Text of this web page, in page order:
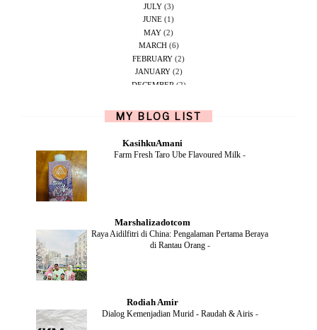
JULY(3)
JUNE (1)
MAY (2)
MARCH(6)
FEBRUARY (2)
JANUARY(2)
DECEMBER (2)
OCTOBER(1)
SEPTEMBER(2)
MAY (4)
AUGUST(2)
JULY(4)
FEBRUARY(2)
JANUARY
MY BLOG LIST
KasihkuAmani
Farm Fresh Taro Ube Flavoured Milk-
Marshalizadotcom
Raya Aidilfitri di China: Pengalaman Pertama Beraya
di Rantau Orang -
Rodiah Amir
Dialog Kemenjadian Murid - Raudah & Airis -